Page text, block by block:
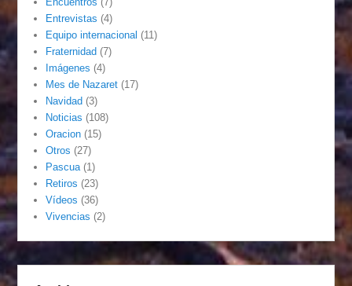
Entrevistas (4)
Equipo internacional (11)
Fraternidad (7)
Imágenes (4)
Mes de Nazaret (17)
Navidad (3)
Noticias (108)
Oracion (15)
Otros (27)
Pascua (1)
Retiros (23)
Vídeos (36)
Vivencias (2)